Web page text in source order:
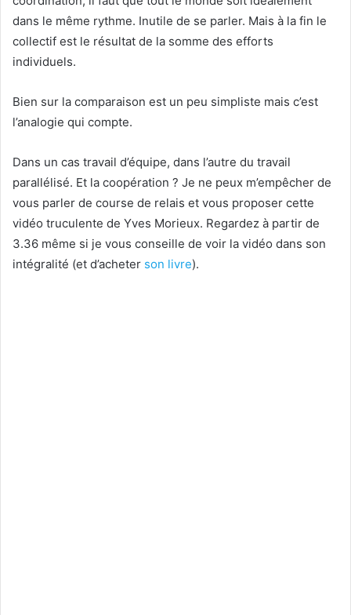
dans le même rythme. Inutile de se parler. Mais à la fin le
collectif est le résultat de la somme des efforts
individuels.
Bien sur la comparaison est un peu simpliste mais c’est
l’analogie qui compte.
Dans un cas travail d’équipe, dans l’autre du travail
parallélisé. Et la coopération ? Je ne peux m’empêcher de
vous parler de course de relais et vous proposer cette
vidéo truculente de Yves Morieux. Regardez à partir de
3.36 même si je vous conseille de voir la vidéo dans son
intégralité (et d’acheter son livre).